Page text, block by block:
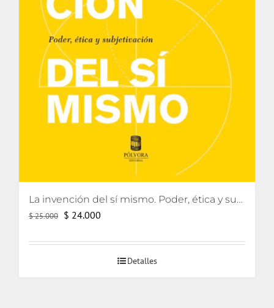
La invención del sí mismo. Poder, ética y subjetivación
$25.000 El
original
$ 24.000
actual
Detalles